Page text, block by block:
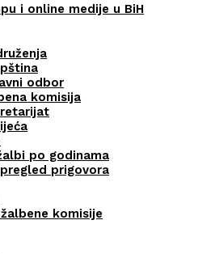
i online medije u BiH
odbor
komisija
po godinama
prigovora
komisije